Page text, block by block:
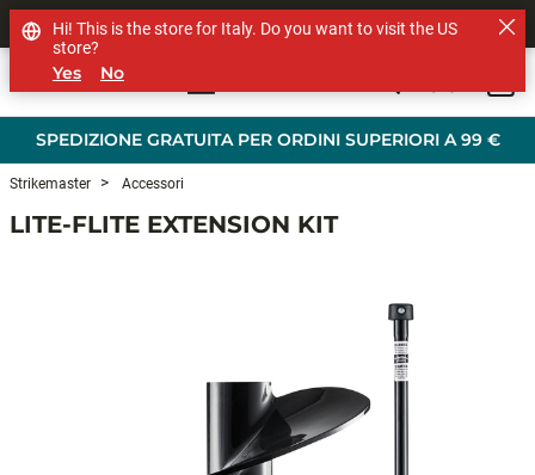
SPEDIZIONE GRATUITA PER ORDINI SUPERIORI A 99 €
SHOP OTHER BRANDS
Strikemaster Accessori
LITE-FLITE EXTENSION KIT
Hi! This is the store for Italy. Do you want to visit the US
store?
Yes No